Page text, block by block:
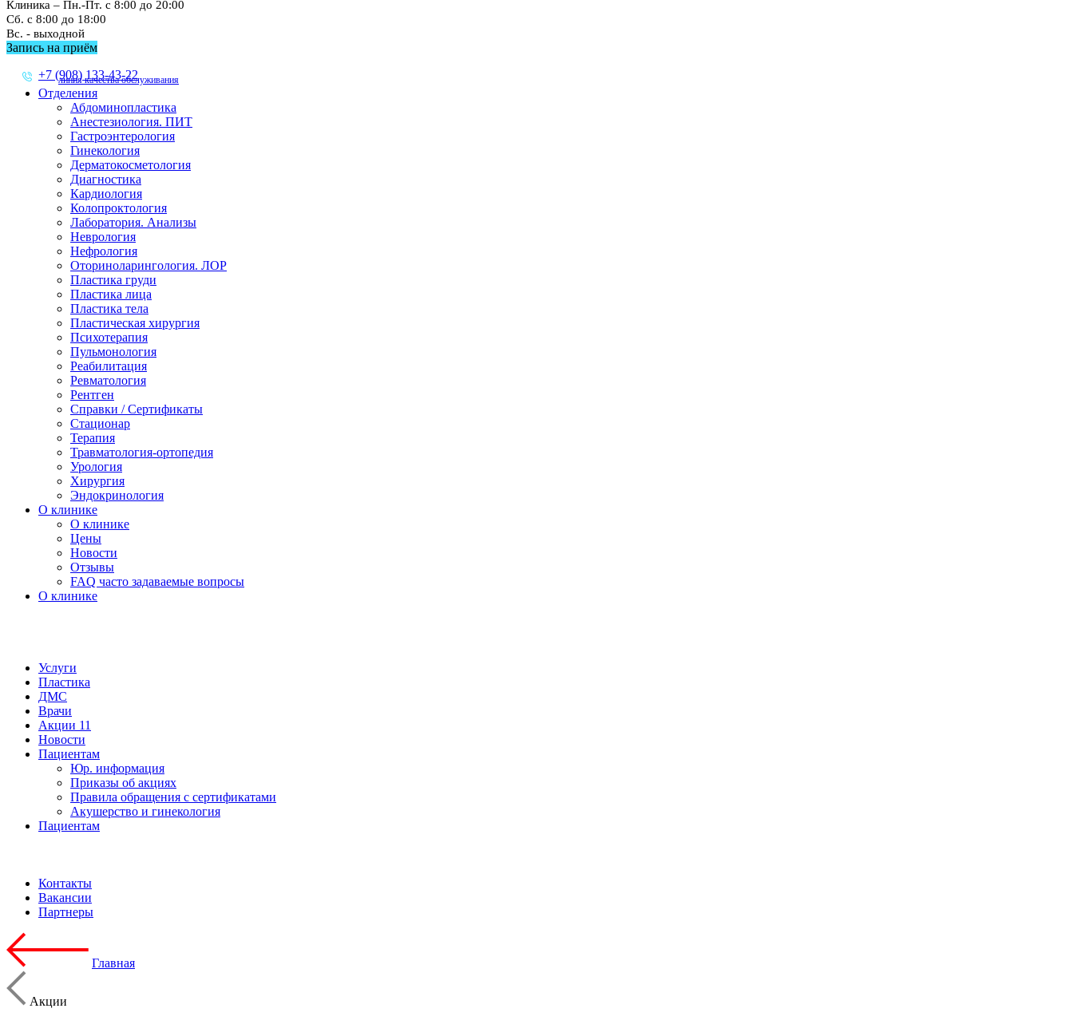
Клиника – Пн.-Пт. с 8:00 до 20:00
Сб. с 8:00 до 18:00
Вс. - выходной
Запись на приём
+7 (908) 133-43-22
линия качества обслуживания
Отделения
Абдоминопластика
Анестезиология. ПИТ
Гастроэнтерология
Гинекология
Дерматокосметология
Диагностика
Кардиология
Колопроктология
Лаборатория. Анализы
Неврология
Нефрология
Оториноларингология. ЛОР
Пластика груди
Пластика лица
Пластика тела
Пластическая хирургия
Психотерапия
Пульмонология
Реабилитация
Ревматология
Рентген
Справки / Сертификаты
Стационар
Терапия
Травматология-ортопедия
Урология
Хирургия
Эндокринология
О клинике
О клинике
Цены
Новости
Отзывы
FAQ часто задаваемые вопросы
О клинике
Услуги
Пластика
ДМС
Врачи
Акции 11
Новости
Пациентам
Юр. информация
Приказы об акциях
Правила обращения с сертификатами
Акушерство и гинекология
Пациентам
Контакты
Вакансии
Партнеры
Главная
Акции